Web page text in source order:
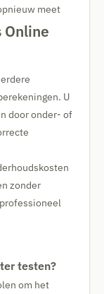
meet
Online
U
door onder- of
zonder
testen?
om het